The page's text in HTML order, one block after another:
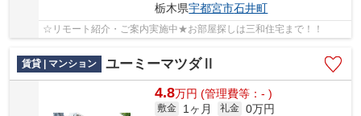
栃木県宇都宮市石井町
☆リモート紹介・ご案内実施中★お部屋探しは三和住宅まで！！
賃貸 | マンション ユーミーマツダⅡ
4.8万円 (管理費等：- )
敷金 1ヶ月 礼金 0万円